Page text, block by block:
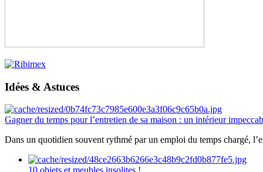
Idées & Astuces
Gagner du temps pour l’entretien de sa maison : un intérieur
Dans un quotidien souvent rythmé par un emploi du temps chargé,